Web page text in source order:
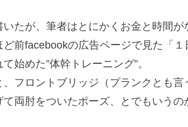
たが、筆者はとにかくお金と時間
ど前facebookの広告ページで見た 「
始めた”体幹トレーニング”。
フロントブリッジ（プランクとも
両肘をついたポーズ、とでもいう